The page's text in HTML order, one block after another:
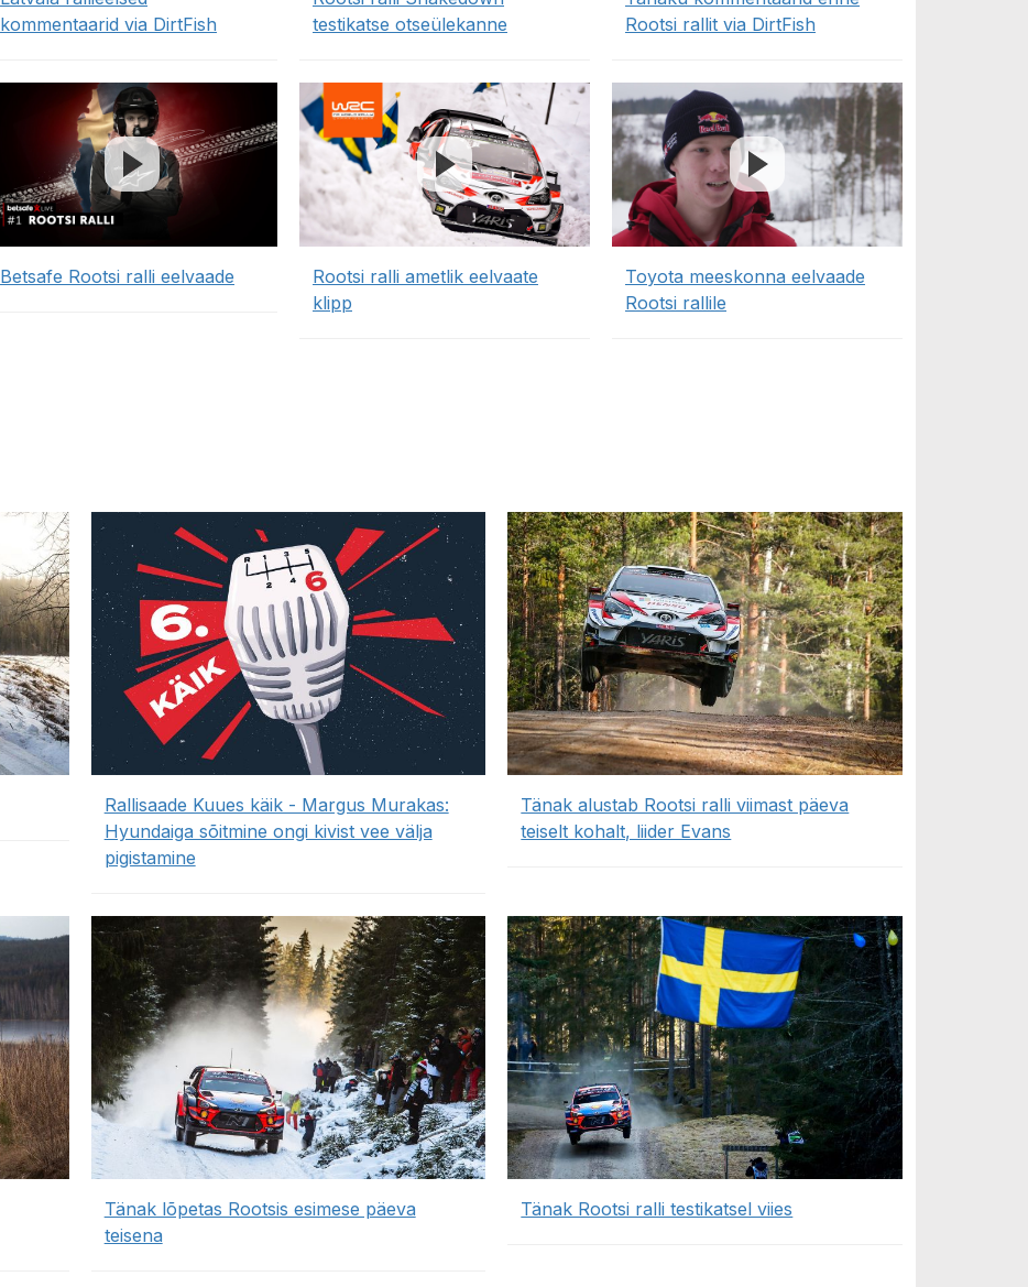
kommentaarid via DirtFish
testikatse otseülekanne
Rootsi rallit via DirtFish
Betsafe Rootsi ralli eelvaade
Rootsi ralli ametlik eelvaate
klipp
Toyota meeskonna eelvaade
Rootsi rallile
Rallisaade Kuues käik - Margus Murakas:
Hyundaiga sõitmine ongi kivist vee välja
pigistamine
Tänak alustab Rootsi ralli viimast päeva
teiselt kohalt, liider Evans
Tänak lõpetas Rootsis esimese päeva
teisena
Tänak Rootsi ralli testikatsel viies